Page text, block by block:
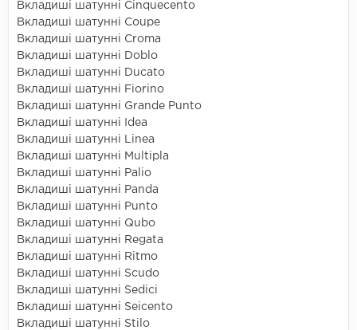
Вкладиші шатунні Cinquecento
Вкладиші шатунні Coupe
Вкладиші шатунні Croma
Вкладиші шатунні Doblo
Вкладиші шатунні Ducato
Вкладиші шатунні Fiorino
Вкладиші шатунні Grande Punto
Вкладиші шатунні Idea
Вкладиші шатунні Linea
Вкладиші шатунні Multipla
Вкладиші шатунні Palio
Вкладиші шатунні Panda
Вкладиші шатунні Punto
Вкладиші шатунні Qubo
Вкладиші шатунні Regata
Вкладиші шатунні Ritmo
Вкладиші шатунні Scudo
Вкладиші шатунні Sedici
Вкладиші шатунні Seicento
Вкладиші шатунні Stilo